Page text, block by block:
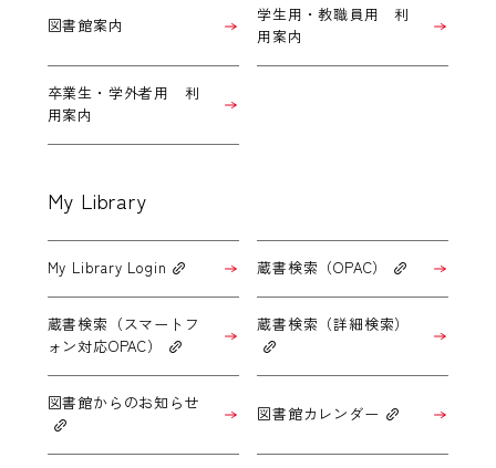
図書館案内
学生用・教職員用 利
用案内
卒業生・学外者用 利
用案内
My Library
My Library Login 蔵書検索（OPAC）
蔵書検索（スマートフ
ォン対応OPAC）
蔵書検索（詳細検索）
図書館からのお知らせ
図書館カレンダー